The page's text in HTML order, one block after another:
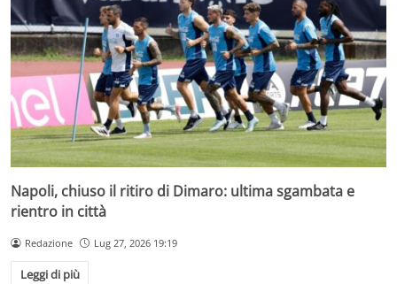
Napoli, chiuso il ritiro di Dimaro: ultima sgambata e
rientro in città
Redazione Lug 27, 2026 19:19
Leggi di più